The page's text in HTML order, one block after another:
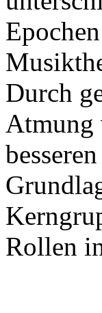
Durch
Atmung
Rollen